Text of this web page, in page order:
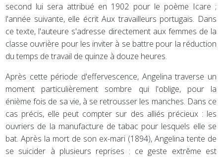
second lui sera attribué en 1902 pour le poème Icare ;
l'année suivante, elle écrit Aux travailleurs portugais. Dans
ce texte, l'auteure s'adresse directement aux femmes de la
classe ouvrière pour les inviter à se battre pour la réduction
du temps de travail de quinze à douze heures.
Après cette période d'effervescence, Angelina traverse un
moment particulièrement sombre qui l'oblige, pour la
énième fois de sa vie, à se retrousser les manches. Dans ce
cas précis, elle peut compter sur des alliés précieux : les
ouvriers de la manufacture de tabac pour lesquels elle se
bat. Après la mort de son ex-mari (1894), Angelina tente de
se suicider à plusieurs reprises : ce geste extrême est